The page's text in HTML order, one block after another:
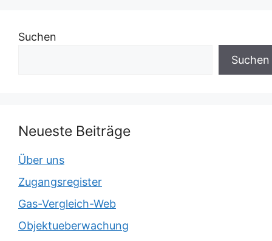
Suchen
Suchen
Neueste Beiträge
Über uns
Zugangsregister
Gas-Vergleich-Web
Objektueberwachung